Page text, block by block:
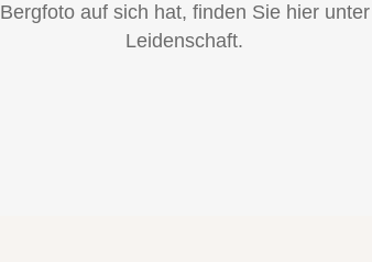
Bergfoto auf sich hat, finden Sie hier unter
Leidenschaft.